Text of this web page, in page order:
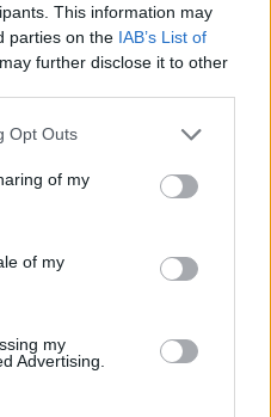
This information may
parties on the IAB’s List of
further disclose it to other
uses one or more Google
behaviour. You may click to
and its third-party tags to
purposes in below Google
Opt Outs
of my
of my
my
Advertising.
volna-e, ha
a
s
kicsit csökkenteni kell".
folyamatos
társasjáték.